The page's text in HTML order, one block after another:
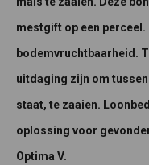
mestgift op een
bodemvruchtbaarheid.
uitdaging zijn om
staat, te zaaien.
oplossing voor
Optima V.